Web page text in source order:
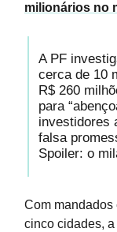
milionários no
A PF
cerca de 10
R$ 260
para
investidores
falsa
Spoiler: o
Com mandados
cinco cidades,